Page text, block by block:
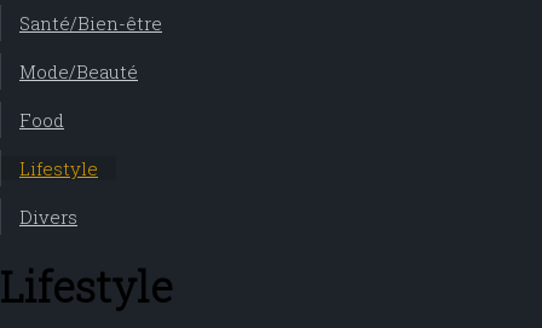
Santé/Bien-être
Mode/Beauté
Food
Lifestyle
Divers
Lifestyle